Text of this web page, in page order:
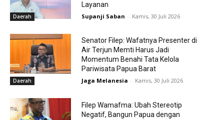
Daerah
Layanan
Supanji Saban - Kamis, 30 Juli 2026
Daerah
Senator Filep: Wafatnya Presenter di
Air Terjun Memti Harus Jadi
Momentum Benahi Tata Kelola
Pariwisata Papua Barat
Jaga Melanesia - Kamis, 30 Juli 2026
Filep Wamafma: Ubah Stereotip
Negatif, Bangun Papua dengan